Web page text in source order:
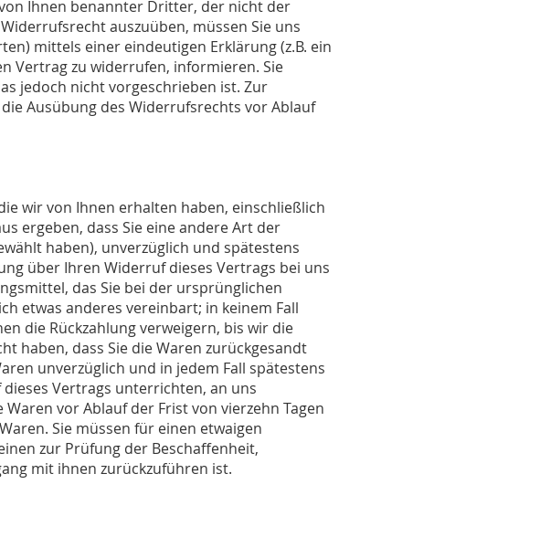
Ihnen benannter Dritter, der nicht der
auszuüben, müssen Sie uns
mittels einer eindeutigen Erklärung (z.B. ein
Vertrag zu widerrufen, informieren. Sie
jedoch nicht vorgeschrieben ist. Zur
Ausübung des Widerrufsrechts vor Ablauf
wir von Ihnen erhalten haben, einschließlich
ergeben, dass Sie eine andere Art der
haben), unverzüglich und spätestens
über Ihren Widerruf dieses Vertrags bei uns
das Sie bei der ursprünglichen
etwas anderes vereinbart; in keinem Fall
die Rückzahlung verweigern, bis wir die
haben, dass Sie die Waren zurückgesandt
unverzüglich und in jedem Fall spätestens
Vertrags unterrichten, an uns
vor Ablauf der Frist von vierzehn Tagen
Sie müssen für einen etwaigen
zur Prüfung der Beschaffenheit,
mit ihnen zurückzuführen ist.